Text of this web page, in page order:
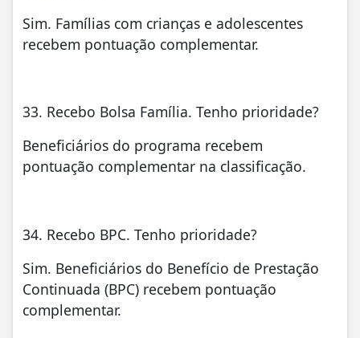
Sim. Famílias com crianças e adolescentes
recebem pontuação complementar.
33. Recebo Bolsa Família. Tenho prioridade?
Beneficiários do programa recebem
pontuação complementar na classificação.
34. Recebo BPC. Tenho prioridade?
Sim. Beneficiários do Benefício de Prestação
Continuada (BPC) recebem pontuação
complementar.